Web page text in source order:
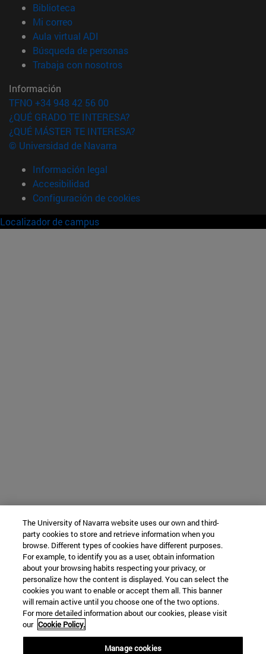
Biblioteca
Mi correo(abre en nueva ventana)
Aula virtual ADI
Búsqueda de personas(abre en nueva ventana)
Trabaja con nosotros(abre en nueva ventana)
Información
TFNO +34 948 42 56 00
¿QUÉ GRADO TE INTERESA?
¿QUÉ MÁSTER TE INTERESA?
© Universidad de Navarra
Información legal
Accesibilidad
Configuración de cookies
Localizador de campus
The University of Navarra website uses our own and third-
party cookies to store and retrieve information when you
browse. Different types of cookies have different purposes.
For example, to identify you as a user, obtain information
about your browsing habits respecting your privacy, or
personalize how the content is displayed. You can select the
cookies you want to enable or accept them all. This banner
will remain active until you choose one of the two options.
For more detailed information about our cookies, please visit
our Cookie Policy.
Manage cookies